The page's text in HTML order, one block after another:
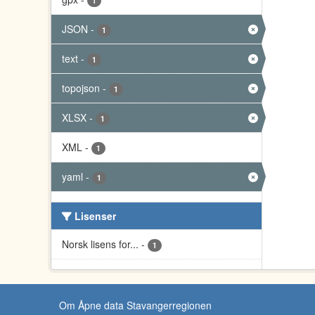
JSON - 1
text - 1
topojson - 1
XLSX - 1
XML - 1
yaml - 1
Lisenser
Norsk lisens for... - 1
Om Åpne data Stavangerregionen